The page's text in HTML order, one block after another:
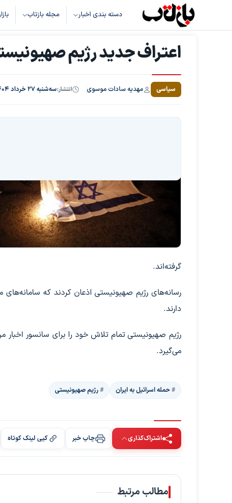
دسته بندی اخبار مجله بازتاب
اعتراف جدید رژیم
سیاسی مهدیه سادات موسوی انتشار:سه‌شنبه ۲۷ خرداد ۱۴۰۴، ساعت ۱۹:۲۷
گرفته‌اند.
رسانه‌های رژیم صهیونیستی اذعان کردند که
دارند.
‌رژیم صهیونیستی تمام تلاش خود را برای سانسور اخبار
می‌گیرد.
حمله اسرائیل به ایران رژیم صهیونیستی
اشتراک‌گذاری چاپ خبر کپی لینک کوتاه
مطالب مرتبط